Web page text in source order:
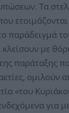
Τα
παράδειγμά
κλείσουν με
παράταξης
ομιλούν
«του
για